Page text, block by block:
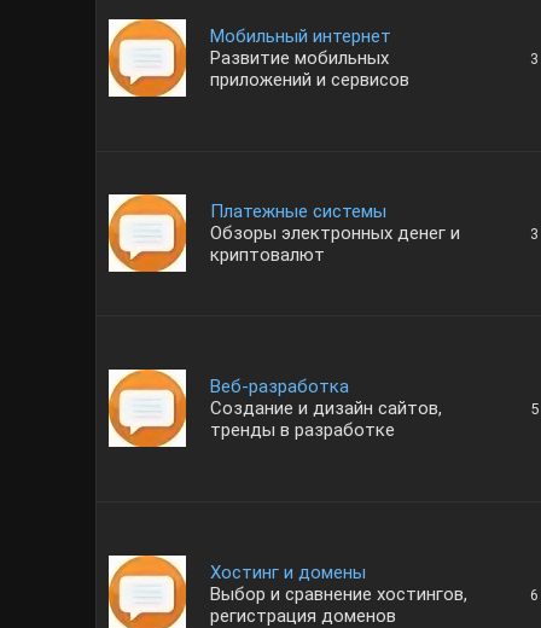
Мобильный интернет
Развитие мобильных
приложений и сервисов
3
Платежные системы
Обзоры электронных денег и
криптовалют
3
Веб-разработка
Создание и дизайн сайтов,
тренды в разработке
5
Хостинг и домены
Выбор и сравнение хостингов,
регистрация доменов
6